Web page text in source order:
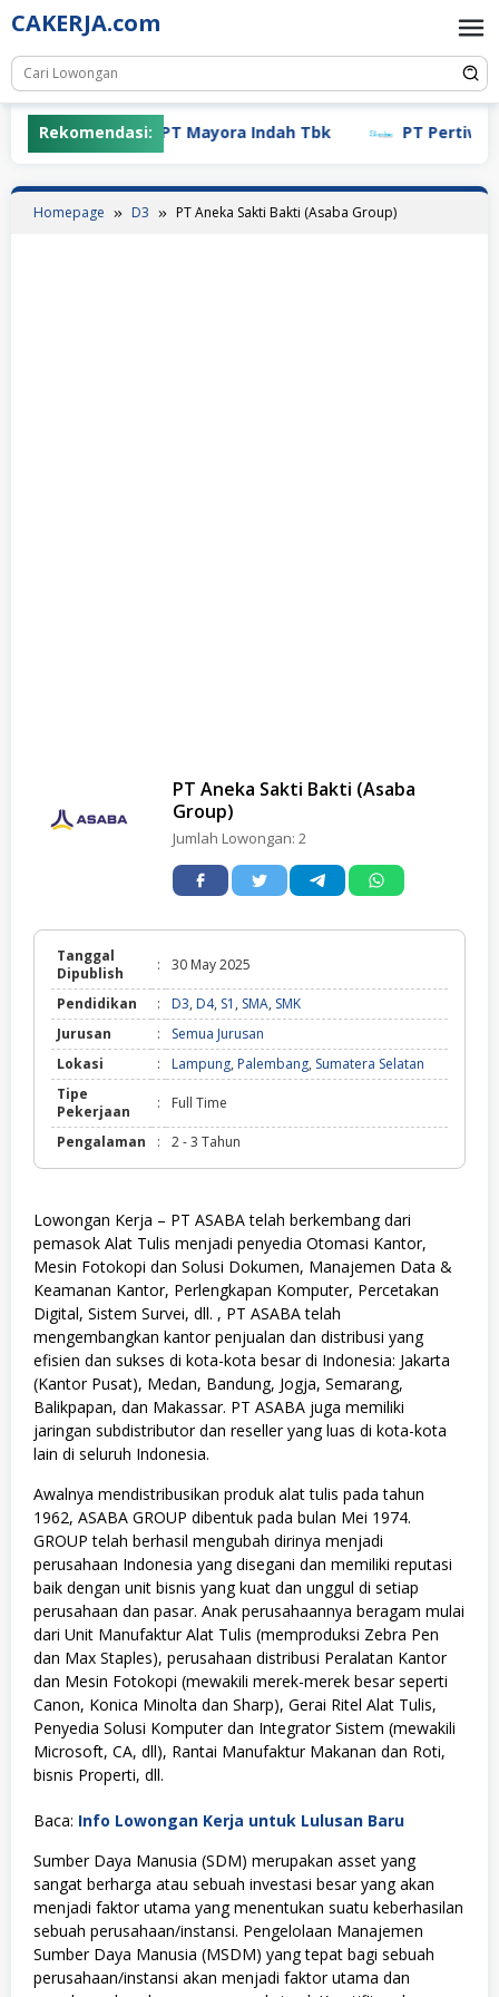
Skip
to
content
CAKERJA.com
Rekomendasi:PT Mayora Indah Tbk PT Pertiwi
Homepage D3 PT Aneka Sakti Bakti (Asaba Group)
PT Aneka Sakti Bakti (Asaba
Group)
Jumlah Lowongan: 2
Tanggal
Dipublish
: 30 May 2025
Pendidikan : D3, D4, S1 , SMA, SMK
Jurusan
:
Semua Jurusan
Lokasi
: Lampung, Palembang, Sumatera Selatan
Tipe
Pekerjaan
: Full Time
Pengalaman : 2 - 3 Tahun
Lowongan Kerja – PT ASABA telah berkembang dari
pemasok Alat Tulis menjadi penyedia Otomasi Kantor,
Mesin Fotokopi dan Solusi Dokumen, Manajemen Data &
Keamanan Kantor, Perlengkapan Komputer, Percetakan
Digital, Sistem Survei, dll. , PT ASABA telah
mengembangkan kantor penjualan dan distribusi yang
efisien dan sukses di kota-kota besar di Indonesia: Jakarta
(Kantor Pusat), Medan, Bandung, Jogja, Semarang,
Balikpapan, dan Makassar. PT ASABA juga memiliki
jaringan subdistributor dan reseller yang luas di kota-kota
lain di seluruh Indonesia.
Awalnya mendistribusikan produk alat tulis pada tahun
1962, ASABA GROUP dibentuk pada bulan Mei 1974.
GROUP telah berhasil mengubah dirinya menjadi
perusahaan Indonesia yang disegani dan memiliki reputasi
baik dengan unit bisnis yang kuat dan unggul di setiap
perusahaan dan pasar. Anak perusahaannya beragam mulai
dari Unit Manufaktur Alat Tulis (memproduksi Zebra Pen
dan Max Staples), perusahaan distribusi Peralatan Kantor
dan Mesin Fotokopi (mewakili merek-merek besar seperti
Canon, Konica Minolta dan Sharp), Gerai Ritel Alat Tulis,
Penyedia Solusi Komputer dan Integrator Sistem (mewakili
Microsoft, CA, dll), Rantai Manufaktur Makanan dan Roti,
bisnis Properti, dll.
Baca: Info Lowongan Kerja untuk Lulusan Baru
Sumber Daya Manusia (SDM) merupakan asset yang
sangat berharga atau sebuah investasi besar yang akan
menjadi faktor utama yang menentukan suatu keberhasilan
sebuah perusahaan/instansi. Pengelolaan Manajemen
Sumber Daya Manusia (MSDM) yang tepat bagi sebuah
perusahaan/instansi akan menjadi faktor utama dan